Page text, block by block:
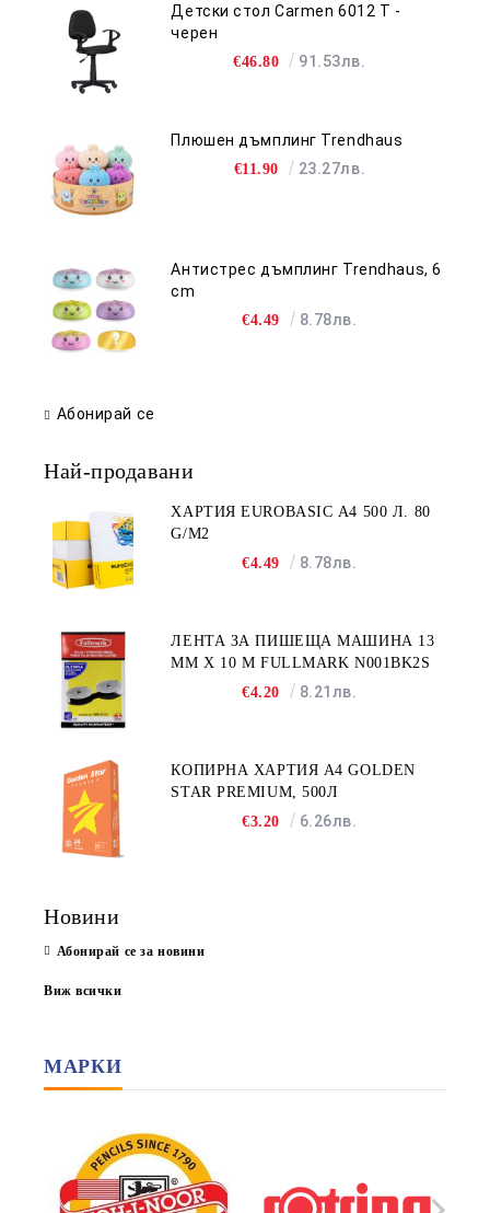
Детски стол Carmen 6012 T -
черен
€46.80 91.53лв.
Плюшен дъмплинг Trendhaus
€11.90 23.27лв.
Антистрес дъмплинг Trendhaus, 6
cm
€4.49 8.78лв.
Абонирай се
Най-продавани
ХАРТИЯ EUROBASIC А4 500 Л. 80
G/M2
€4.49
8.78лв.
ЛЕНТА ЗА ПИШЕЩА МАШИНА 13
MM X 10 M FULLMARK N001BK2S
€4.20
8.21лв.
КОПИРНА ХАРТИЯ A4 GOLDEN
STAR PREMIUM, 500Л
€3.20
6.26лв.
Новини
Абонирай се за новини
Виж всички
МАРКИ